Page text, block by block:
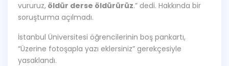
vururuz, öldür derse öldürürüz.” dedi. Hakkında bir
soruşturma açılmadı.
İstanbul Üniversitesi öğrencilerinin boş pankartı,
“Üzerine fotoşapla yazı eklersiniz” gerekçesiyle
yasaklandı.